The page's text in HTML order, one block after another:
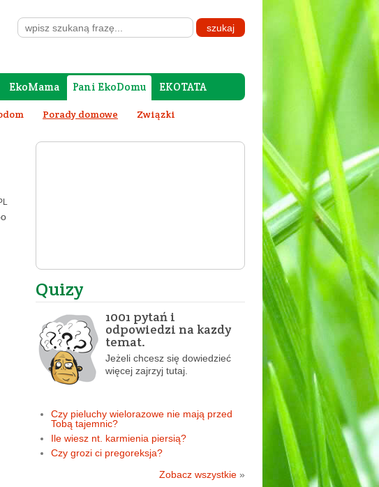
EkoMama Pani EkoDomu EKOTATA
Porady domowe Związki
Quizy
1001 pytań i
odpowiedzi na kazdy
temat.
Jeżeli chcesz się dowiedzieć
więcej zajrzyj tutaj.
Czy pieluchy wielorazowe nie mają przed
Tobą tajemnic?
Ile wiesz nt. karmienia piersią?
Czy grozi ci pregoreksja?
Zobacz wszystkie »